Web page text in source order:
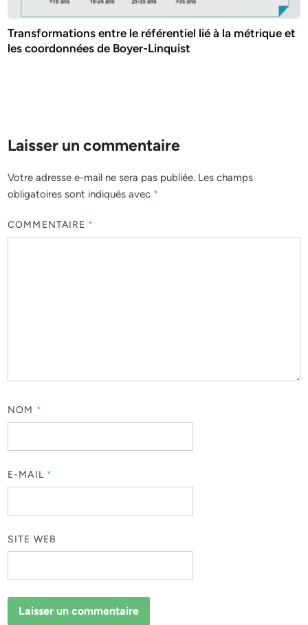
Transformations entre le référentiel lié à la métrique et
les coordonnées de Boyer-Linquist
Laisser un commentaire
Votre adresse e-mail ne sera pas publiée. Les champs
obligatoires sont indiqués avec *
COMMENTAIRE *
NOM *
E-MAIL *
SITE WEB